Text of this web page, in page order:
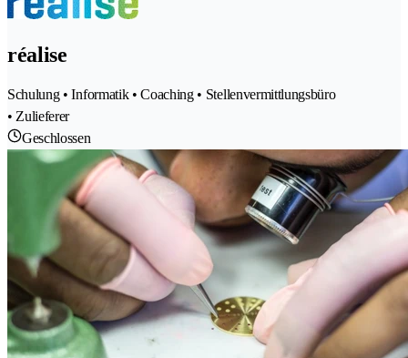
réalise
Schulung • Informatik • Coaching • Stellenvermittlungsbüro
• Zulieferer
Geschlossen